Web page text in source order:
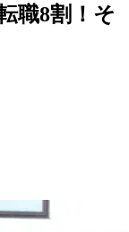
職8割！そ